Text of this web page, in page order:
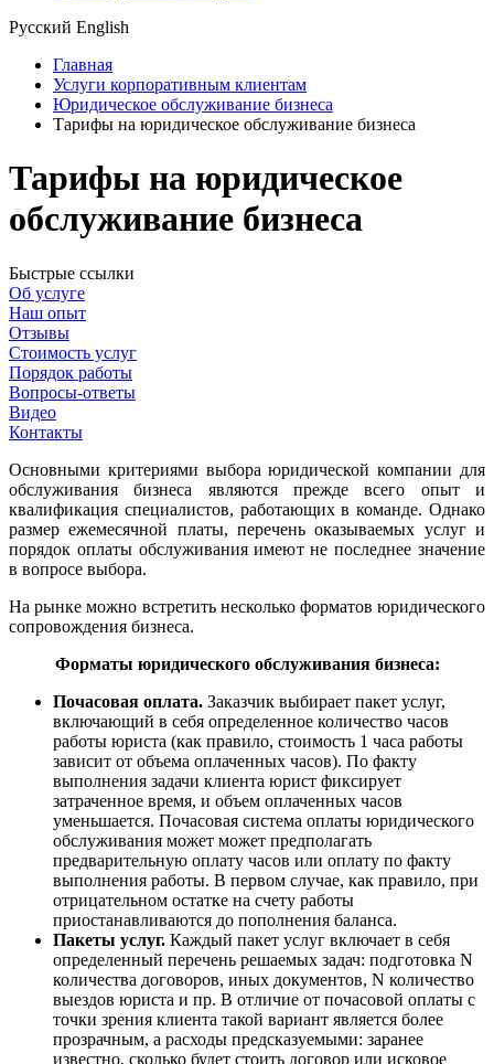
Русский English
Главная
Услуги корпоративным клиентам
Юридическое обслуживание бизнеса
Тарифы на юридическое обслуживание бизнеса
Тарифы на юридическое
обслуживание бизнеса
Быстрые ссылки
Об услуге
Наш опыт
Отзывы
Стоимость услуг
Порядок работы
Вопросы-ответы
Видео
Контакты
Основными критериями выбора юридической компании для
обслуживания бизнеса являются прежде всего опыт и
квалификация специалистов, работающих в команде. Однако
размер ежемесячной платы, перечень оказываемых услуг и
порядок оплаты обслуживания имеют не последнее значение
в вопросе выбора.
На рынке можно встретить несколько форматов юридического
сопровождения бизнеса.
Форматы юридического обслуживания бизнеса:
Почасовая оплата. Заказчик выбирает пакет услуг,
включающий в себя определенное количество часов
работы юриста (как правило, стоимость 1 часа работы
зависит от объема оплаченных часов). По факту
выполнения задачи клиента юрист фиксирует
затраченное время, и объем оплаченных часов
уменьшается. Почасовая система оплаты юридического
обслуживания может может предполагать
предварительную оплату часов или оплату по факту
выполнения работы. В первом случае, как правило, при
отрицательном остатке на счету работы
приостанавливаются до пополнения баланса.
Пакеты услуг. Каждый пакет услуг включает в себя
определенный перечень решаемых задач: подготовка N
количества договоров, иных документов, N количество
выездов юриста и пр. В отличие от почасовой оплаты с
точки зрения клиента такой вариант является более
прозрачным, а расходы предсказуемыми: заранее
известно, сколько будет стоить договор или исковое